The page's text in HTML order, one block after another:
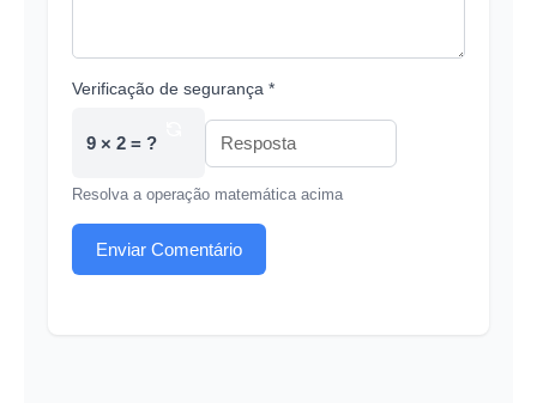
Verificação de segurança *
9 × 2 = ?
Resolva a operação matemática acima
Enviar Comentário